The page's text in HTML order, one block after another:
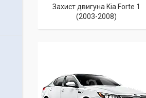
Захист двигуна Kia Forte 1
(2003-2008)